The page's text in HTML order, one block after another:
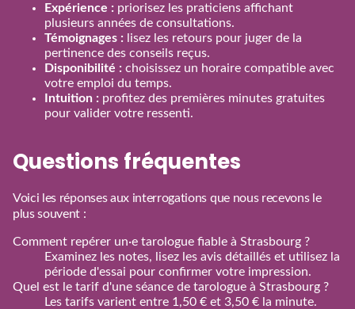
Expérience : priorisez les praticiens affichant
plusieurs années de consultations.
Témoignages : lisez les retours pour juger de la
pertinence des conseils reçus.
Disponibilité : choisissez un horaire compatible avec
votre emploi du temps.
Intuition : profitez des premières minutes gratuites
pour valider votre ressenti.
Questions fréquentes
Voici les réponses aux interrogations que nous recevons le
plus souvent :
Comment repérer un·e tarologue fiable à Strasbourg ?
Examinez les notes, lisez les avis détaillés et utilisez la
période d'essai pour confirmer votre impression.
Quel est le tarif d'une séance de tarologue à Strasbourg ?
Les tarifs varient entre 1,50 € et 3,50 € la minute.